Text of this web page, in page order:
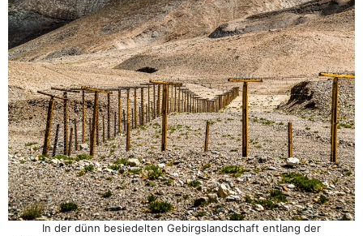
In der dünn besiedelten Gebirgslandschaft entlang der